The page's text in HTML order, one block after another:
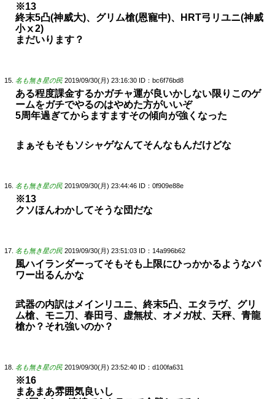
※13
終末5凸(神威大)、グリム槍(恩寵中)、HRT弓リユニ(神威
小ⅹ2)
まだいります？
名も無き星の民 2019/09/30(月) 23:16:30 ID：bc6f76bd8
ある程度課金するかガチャ運が良いかしない限りこのゲ
ームをガチでやるのはやめた方がいいぞ
5周年過ぎてからますますその傾向が強くなった
まぁそもそもソシャゲなんてそんなもんだけどな
名も無き星の民 2019/09/30(月) 23:44:46 ID：0f909e88e
※13
クソほんわかしてそうな団だな
名も無き星の民 2019/09/30(月) 23:51:03 ID：14a996b62
風ハイランダーってそもそも上限にひっかかるようなパ
ワー出るんかな
武器の内訳はメインリユニ、終末5凸、エタラヴ、グリ
ム槍、モニ刀、春田弓、虚無杖、オメガ杖、天秤、青龍
槍か？それ強いのか？
名も無き星の民 2019/09/30(月) 23:52:40 ID：d100fa631
※16
まあまあ雰囲気良いし